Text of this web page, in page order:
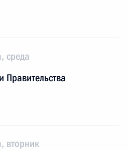
среда
вторник